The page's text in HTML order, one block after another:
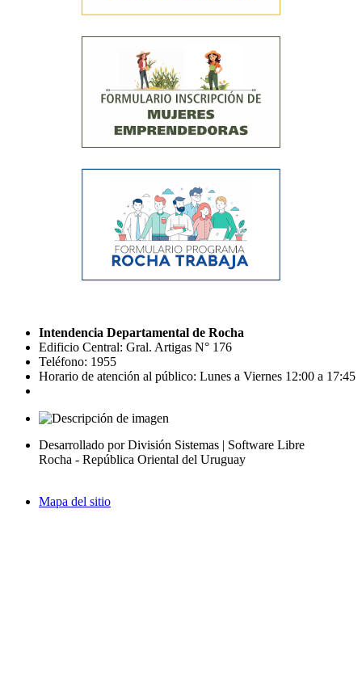
Intendencia Departamental de Rocha
Edificio Central: Gral. Artigas N° 176
Teléfono: 1955
Horario de atención al público: Lunes a Viernes 12:00 a 17:45
Desarrollado por División Sistemas | Software Libre
Rocha - República Oriental del Uruguay
Mapa del sitio